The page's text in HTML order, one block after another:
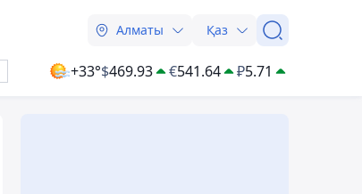
Алматы Қаз
+33°$469.93 €541.64 ₽5.71